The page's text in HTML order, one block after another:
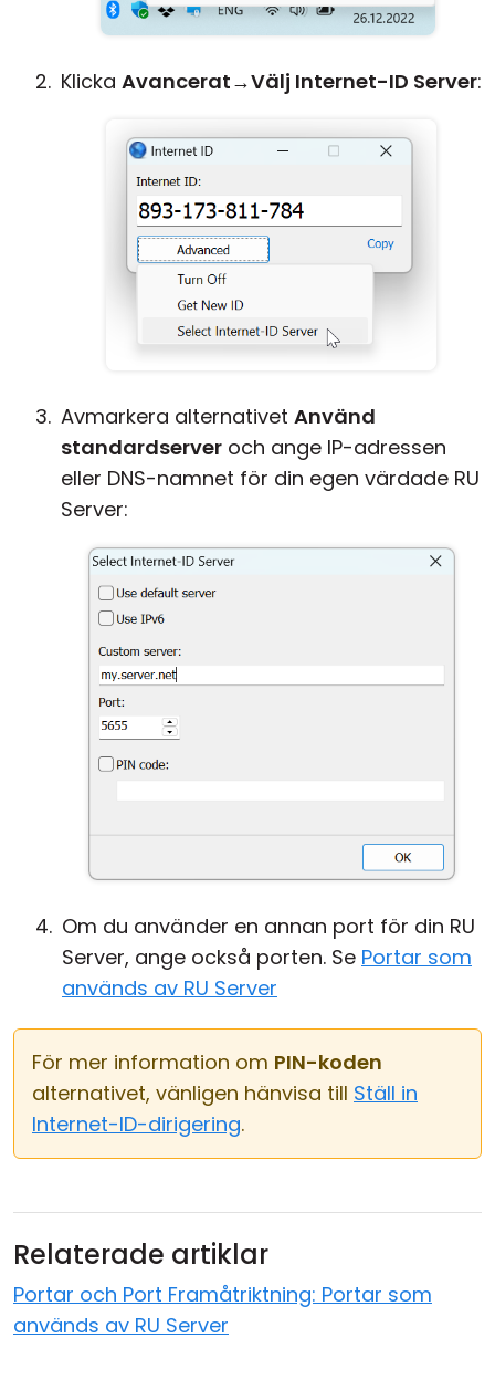
Klicka Avancerat→Välj Internet-ID Server:
Avmarkera alternativet Använd
standardserver och ange IP-adressen
eller DNS-namnet för din egen värdade RU
Server:
Om du använder en annan port för din RU
Server, ange också porten. Se Portar som
används av RU Server
För mer information om PIN-koden
alternativet, vänligen hänvisa till Ställ in
Internet-ID-dirigering.
Relaterade artiklar
Portar och Port Framåtriktning: Portar som
används av RU Server